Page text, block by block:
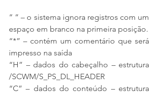
” ” – o sistema ignora registros com um
espaço em branco na primeira posição.
“*” – contém um comentário que será
impresso na saída
“H” – dados do cabeçalho – estrutura
/SCWM/S_PS_DL_HEADER
“C” – dados do conteúdo – estrutura